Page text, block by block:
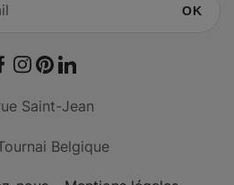
Saint-Jean
Belgique
OK